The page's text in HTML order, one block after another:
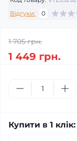
Відгуки:
0
1 705 грн.
1 449 грн.
Купити в 1 клік: